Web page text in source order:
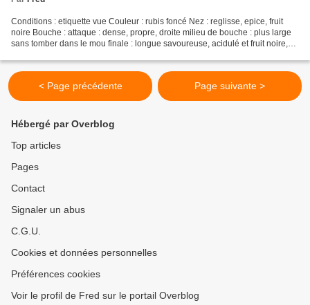
Conditions : etiquette vue Couleur : rubis foncé Nez : reglisse, epice, fruit
noire Bouche : attaque : dense, propre, droite milieu de bouche : plus large
sans tomber dans le mou finale : longue savoureuse, acidulé et fruit noire,
< Page précédente Page suivante >
Hébergé par Overblog
Top articles
Pages
Contact
Signaler un abus
C.G.U.
Cookies et données personnelles
Préférences cookies
Voir le profil de Fred sur le portail Overblog